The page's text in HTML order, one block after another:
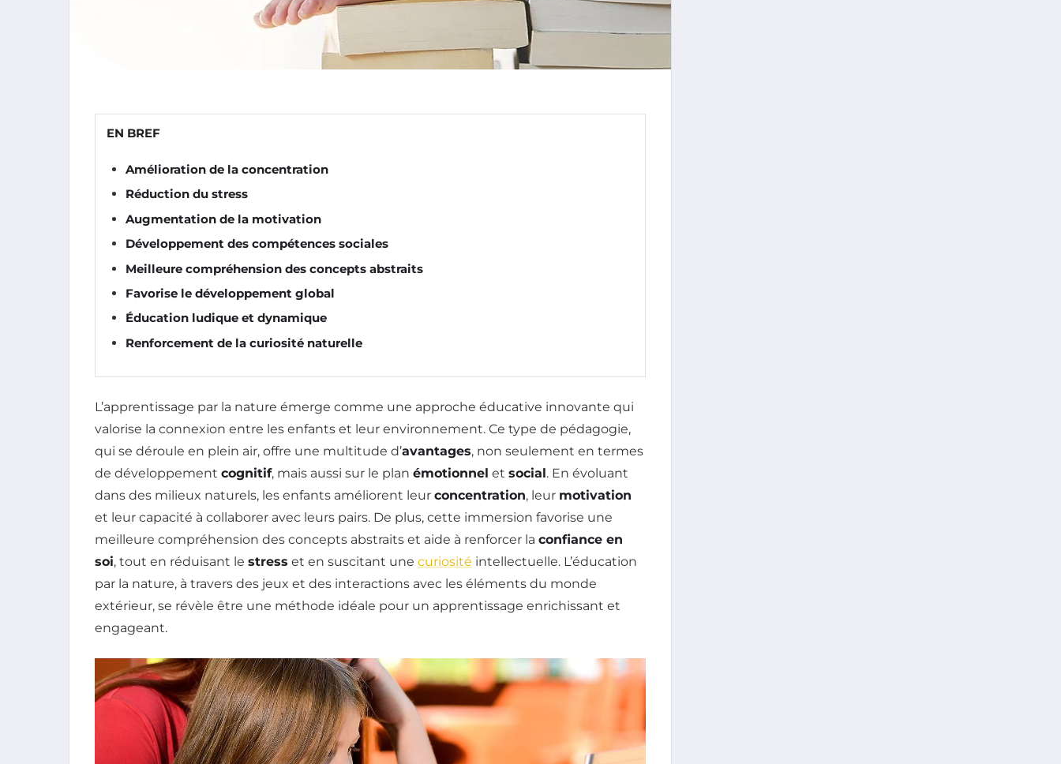
EN BREF
Amélioration de la concentration
Réduction du stress
Augmentation de la motivation
Développement des compétences sociales
Meilleure compréhension des concepts abstraits
Favorise le développement global
Éducation ludique et dynamique
Renforcement de la curiosité naturelle
L’apprentissage par la nature émerge comme une approche éducative innovante qui
valorise la connexion entre les enfants et leur environnement. Ce type de pédagogie,
qui se déroule en plein air, offre une multitude d’avantages, non seulement en termes
de développement cognitif, mais aussi sur le plan émotionnel et social. En évoluant
dans des milieux naturels, les enfants améliorent leur concentration, leur motivation
et leur capacité à collaborer avec leurs pairs. De plus, cette immersion favorise une
meilleure compréhension des concepts abstraits et aide à renforcer la confiance en
soi, tout en réduisant le stress et en suscitant une curiosité intellectuelle. L’éducation
par la nature, à travers des jeux et des interactions avec les éléments du monde
extérieur, se révèle être une méthode idéale pour un apprentissage enrichissant et
engageant.